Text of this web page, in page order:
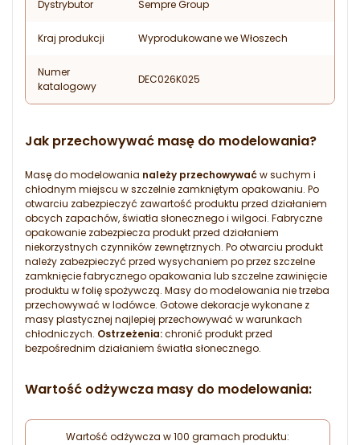
Dystrybutor Sempre Group
Kraj produkcji Wyprodukowane we Włoszech
Numer
katalogowy
DEC026K025
Jak przechowywać masę do modelowania?
Masę do modelowania należy przechowywaćw suchym i
chłodnym miejscu w szczelnie zamkniętym opakowaniu. Po
otwarciu zabezpieczyć zawartość produktu przed działaniem
obcych zapachów, światła słonecznego i wilgoci. Fabryczne
opakowanie zabezpiecza produkt przed działaniem
niekorzystnych czynników zewnętrznych. Po otwarciu produkt
należy zabezpieczyć przed wysychaniem po przez szczelne
zamknięcie fabrycznego opakowania lub szczelne zawinięcie
produktu w folię spożywczą. Masy do modelowania nie trzeba
przechowywać w lodówce. Gotowe dekoracje wykonane z
masy plastycznej najlepiej przechowywać w warunkach
chłodniczych. Ostrzeżenia:chronić produkt przed
bezpośrednim działaniem światła słonecznego.
Wartość odżywcza masy do modelowania:
Wartość odżywcza w 100 gramach produktu: